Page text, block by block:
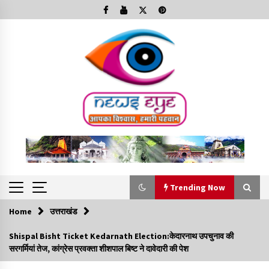
to
Trending Now
Trending Now
Minorities Rights Day : विश्व अल्पसंख्यक अधिकार दिवस
कार्यक्रम में शामिल हुए सीएम,आधुनिक मदरसों का नाम अब्दुल कलाम के नाम
Home उत्तराखंड
Shispal Bisht Ticket Kedarnath Election:केदारनाथ उपचुनाव की
सरगर्मियां तेज, कांग्रेस प्रवक्ता शीशपाल बिष्ट ने दावेदारी की पेश